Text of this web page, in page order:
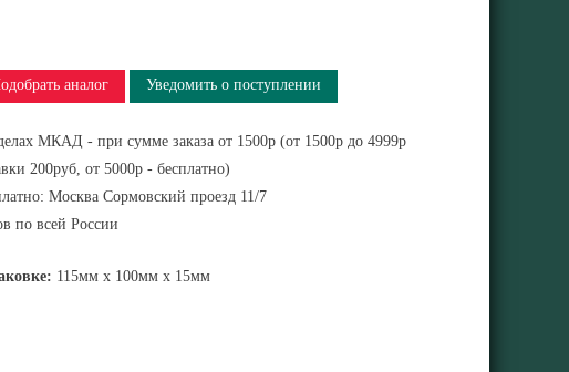
аналог
Уведомить о поступлении
МКАД - при сумме заказа от 1500р (от 1500р до 4999р
200руб, от 5000р - бесплатно)
Москва Сормовский проезд 11/7
по всей России
115мм x 100мм x 15мм